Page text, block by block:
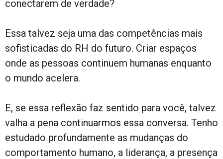
conectarem de verdade?
Essa talvez seja uma das competências mais
sofisticadas do RH do futuro. Criar espaços
onde as pessoas continuem humanas enquanto
o mundo acelera.
E, se essa reflexão faz sentido para você, talvez
valha a pena continuarmos essa conversa. Tenho
estudado profundamente as mudanças do
comportamento humano, a liderança, a presença